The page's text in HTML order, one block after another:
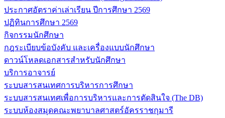
ประกาศอัตราค่าเล่าเรียน ปีการศึกษา 2569
ปฏิทินการศึกษา 2569
กิจกรรมนักศึกษา
กฎระเบียบข้อบังคับ และเครื่องแบบนักศึกษา
ดาวน์โหลดเอกสารสำหรับนักศึกษา
บริการอาจารย์
ระบบสารสนเทศการบริหารการศึกษา
ระบบสารสนเทศเพื่อการบริหารและการตัดสินใจ (The DB)
ระบบห้องสมุดคณะพยาบาลศาสตร์อัครราชกุมารี